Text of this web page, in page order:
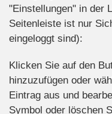
"Einstellungen" in der
Seitenleiste ist nur
eingeloggt sind):
Klicken Sie auf den
hinzuzufügen oder
Eintrag aus und
Symbol oder löschen